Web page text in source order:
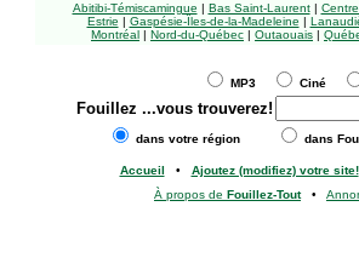
Abitibi-Témiscamingue | Bas Saint-Laurent|
Estrie | Gaspésie-Îles-de-la-Madeleine |
Montréal | Nord-du-Québec | Outaouais |
MP3 Ciné
Fouillez ...vous trouverez!
dans votre région dans
Accueil • Ajoutez (modifiez) votre site!
À propos de Fouillez-Tout•